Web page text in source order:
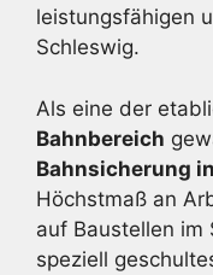
leistungsfähigen
Schleswig.
Als eine der
Bahnbereich
Bahnsicherung
Höchstmaß an
auf Baustellen im
speziell